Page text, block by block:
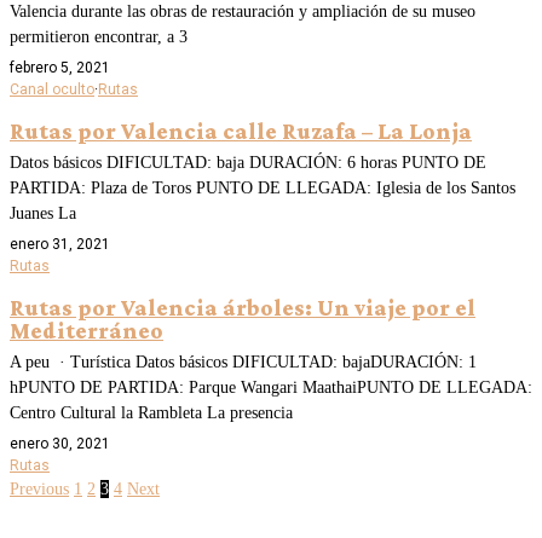
Valencia durante las obras de restauración y ampliación de su museo
permitieron encontrar, a 3
febrero 5, 2021
Canal oculto· Rutas
Rutas por Valencia calle Ruzafa – La Lonja
Datos básicos DIFICULTAD: baja DURACIÓN: 6 horas PUNTO DE
PARTIDA: Plaza de Toros PUNTO DE LLEGADA: Iglesia de los Santos
Juanes La
enero 31, 2021
Rutas
Rutas por Valencia árboles: Un viaje por el
Mediterráneo
A peu · Turística Datos básicos DIFICULTAD: bajaDURACIÓN: 1
hPUNTO DE PARTIDA: Parque Wangari MaathaiPUNTO DE LLEGADA:
Centro Cultural la Rambleta La presencia
enero 30, 2021
Rutas
Previous 1 2 3 4 Next